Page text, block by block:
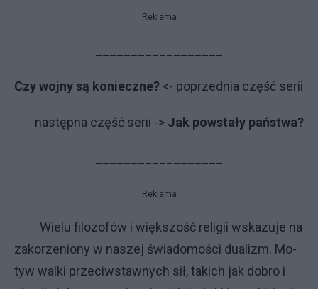
Reklama
Czy wojny są konieczne? <- poprzednia część serii
następna część serii -> Jak powstały państwa?
Reklama
Wie­lu fi­lo­zo­fów i więk­szo­ść re­li­gii wska­zu­je na
za­ko­rze­nio­ny w na­szej świa­do­mo­ści du­ali­zm. Mo­
tyw wal­ki prze­ciw­staw­ny­ch sił, ta­ki­ch jak do­bro i